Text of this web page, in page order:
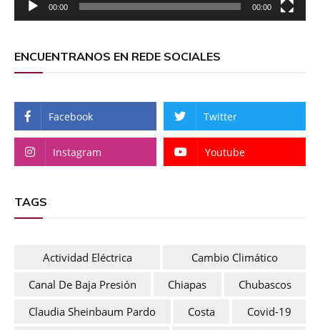
00:00 00:00
ENCUENTRANOS EN REDE SOCIALES
Facebook Twitter
Instagram Youtube
TAGS
Actividad Eléctrica
Cambio Climático
Canal De Baja Presión
Chiapas
Chubascos
Claudia Sheinbaum Pardo
Costa
Covid-19